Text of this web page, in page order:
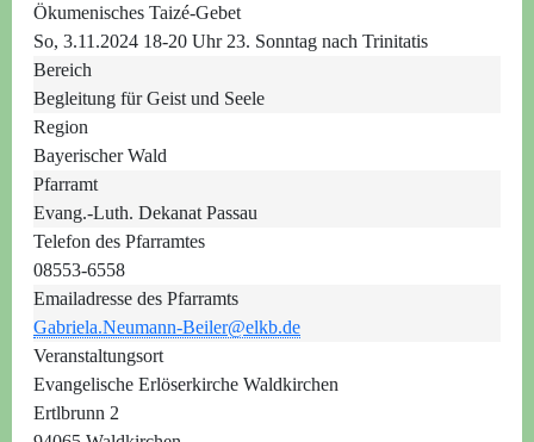
Ökumenisches Taizé-Gebet
So, 3.11.2024 18-20 Uhr23. Sonntag nach Trinitatis
Bereich
Begleitung für Geist und Seele
Region
Bayerischer Wald
Pfarramt
Evang.-Luth. Dekanat Passau
Telefon des Pfarramtes
08553-6558
Emailadresse des Pfarramts
Gabriela.Neumann-Beiler@elkb.de
Veranstaltungsort
Evangelische Erlöserkirche Waldkirchen
Ertlbrunn 2